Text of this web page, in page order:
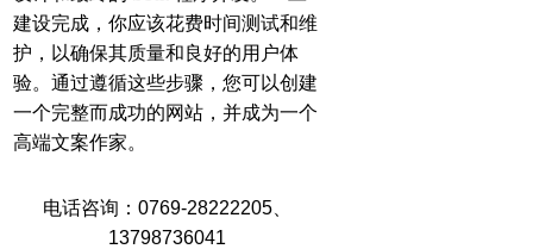
建设完成，你应该花费时间测试和维
护，以确保其质量和良好的用户体
验。通过遵循这些步骤，您可以创建
一个完整而成功的网站，并成为一个
高端文案作家。
电话咨询：0769-28222205、
13798736041